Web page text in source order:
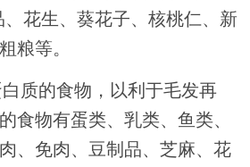
花生、葵花子、核桃仁、新
粮等。
质的食物，以利于毛发再
食物有蛋类、乳类、鱼类、
、免肉、豆制品、芝麻、花